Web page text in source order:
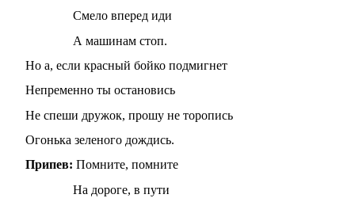
Смело вперед иди
А машинам стоп.
Но а, если красный бойко подмигнет
Непременно ты остановись
Не спеши дружок, прошу не торопись
Огонька зеленого дождись.
Припев: Помните, помните
На дороге, в пути